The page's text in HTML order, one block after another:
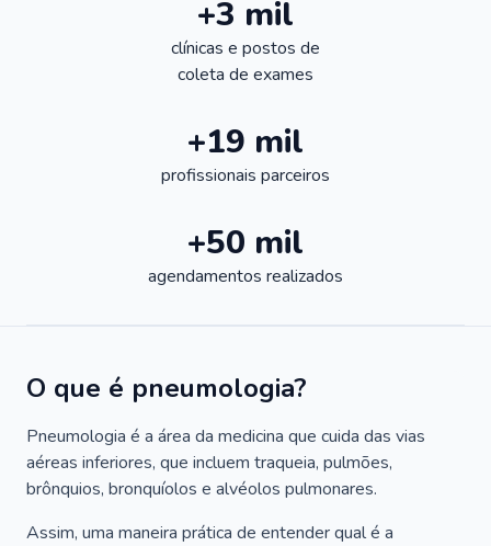
+3 mil
clínicas e postos de
coleta de exames
+19 mil
profissionais parceiros
+50 mil
agendamentos realizados
O que é pneumologia?
Pneumologia é a área da medicina que cuida das vias
aéreas inferiores, que incluem traqueia, pulmões,
brônquios, bronquíolos e alvéolos pulmonares.
Assim, uma maneira prática de entender qual é a